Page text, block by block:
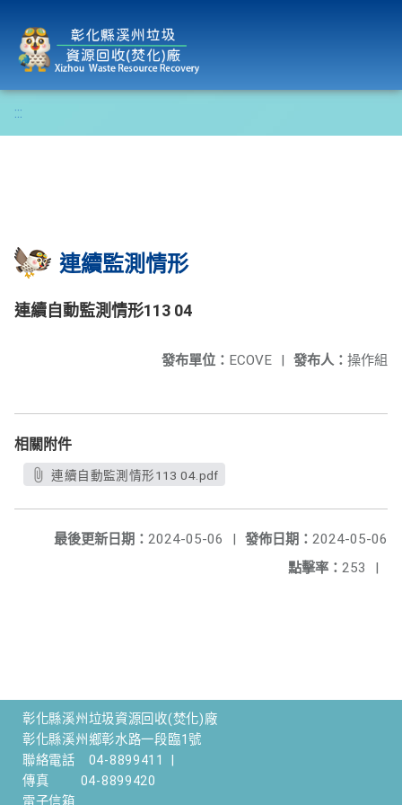
:::
連續監測情形
連續自動監測情形113 04
發布人： 操作組
發布單位： ECOVE |
相關附件
連續自動監測情形113 04.pdf
發佈日期： 2024-05-06
最後更新日期： 2024-05-06
|
點擊率： 253 |
彰化縣溪州垃圾資源回收(焚化)廠
彰化縣溪州鄉彰水路一段臨1號
聯絡電話
04-8899411
傳真
04-8899420
電子信箱